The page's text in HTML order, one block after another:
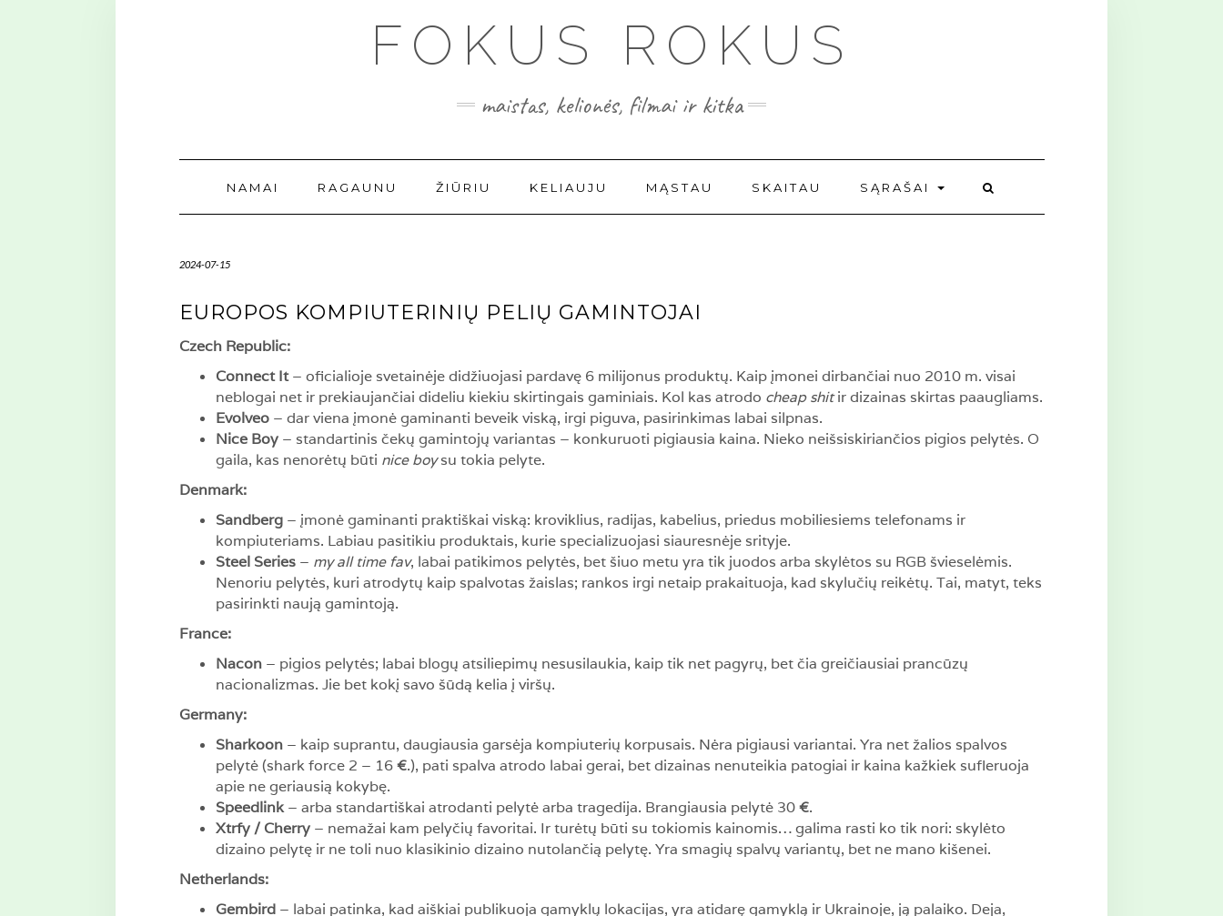
FOKUS ROKUS
maistas, kelionės, filmai ir kitka
NAMAI RAGAUNU ŽIŪRIU KELIAUJU MĄSTAU SKAITAU SĄRAŠAI
2024-07-15
EUROPOS KOMPIUTERINIŲ PELIŲ GAMINTOJAI
Czech Republic:
Connect It– oficialioje svetainėje didžiuojasi pardavę 6 milijonus produktų. Kaip įmonei dirbančiai nuo 2010 m. visai
neblogai net ir prekiaujančiai dideliu kiekiu skirtingais gaminiais. Kol kas atrodo cheap shitir dizainas skirtas paaugliams.
Evolveo – dar viena įmonė gaminanti beveik viską, irgi piguva, pasirinkimas labai silpnas.
Nice Boy– standartinis čekų gamintojų variantas – konkuruoti pigiausia kaina. Nieko neišsiskiriančios pigios pelytės. O
gaila, kas nenorėtų būti nice boysu tokia pelyte.
Denmark:
Sandberg – įmonė gaminanti praktiškai viską: kroviklius, radijas, kabelius, priedus mobiliesiems telefonams ir
kompiuteriams. Labiau pasitikiu produktais, kurie specializuojasi siauresnėje srityje.
Steel Series– my all time fav, labai patikimos pelytės, bet šiuo metu yra tik juodos arba skylėtos su RGB švieselėmis.
Nenoriu pelytės, kuri atrodytų kaip spalvotas žaislas; rankos irgi netaip prakaituoja, kad skylučių reikėtų. Tai, matyt, teks
pasirinkti naują gamintoją.
France:
Nacon – pigios pelytės; labai blogų atsiliepimų nesusilaukia, kaip tik net pagyrų, bet čia greičiausiai prancūzų
nacionalizmas. Jie bet kokį savo šūdą kelia į viršų.
Germany:
Sharkoon – kaip suprantu, daugiausia garsėja kompiuterių korpusais. Nėra pigiausi variantai. Yra net žalios spalvos
pelytė (shark force 2 – 16 €.), pati spalva atrodo labai gerai, bet dizainas nenuteikia patogiai ir kaina kažkiek sufleruoja
apie ne geriausią kokybę.
Speedlink – arba standartiškai atrodanti pelytė arba tragedija. Brangiausia pelytė 30 €.
Xtrfy / Cherry– nemažai kam pelyčių favoritai. Ir turėtų būti su tokiomis kainomis… galima rasti ko tik nori: skylėto
dizaino pelytę ir ne toli nuo klasikinio dizaino nutolančią pelytę. Yra smagių spalvų variantų, bet ne mano kišenei.
Netherlands:
Gembird – labai patinka, kad aiškiai publikuoja gamyklų lokacijas, yra atidarę gamyklą ir Ukrainoje, ją palaiko. Deja,